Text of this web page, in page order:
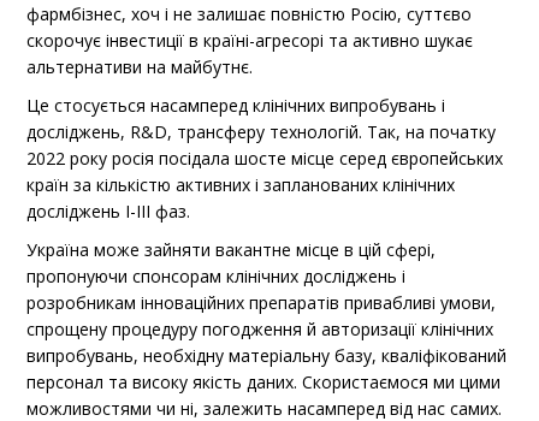
фармбізнес, хоч і не залишає повністю Росію, суттєво
скорочує інвестиції в країні-агресорі та активно шукає
альтернативи на майбутнє.
Це стосується насамперед клінічних випробувань і
досліджень, R&D, трансферу технологій. Так, на початку
2022 року росія посідала шосте місце серед європейських
країн за кількістю активних і запланованих клінічних
досліджень I-III фаз.
Україна може зайняти вакантне місце в цій сфері,
пропонуючи спонсорам клінічних досліджень і
розробникам інноваційних препаратів привабливі умови,
спрощену процедуру погодження й авторизації клінічних
випробувань, необхідну матеріальну базу, кваліфікований
персонал та високу якість даних. Скористаємося ми цими
можливостями чи ні, залежить насамперед від нас самих.